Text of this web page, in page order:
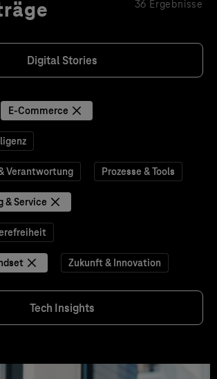
36 Ergebnisse
Digital Stories
E-Commerce
Verantwortung Prozesse & Tools
& Service
Zukunft & Innovation
Tech Insights